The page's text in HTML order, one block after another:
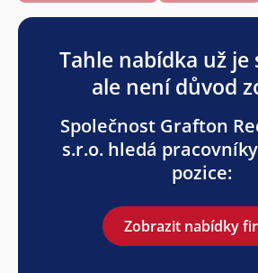
Tahle nabídka už je
ale není důvod
Společnost Grafton
s.r.o. hledá
pozice:
Zobrazit nabídky